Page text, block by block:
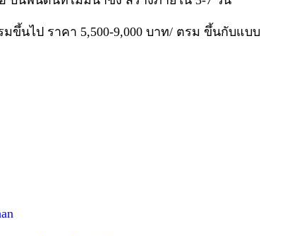
นไป ราคา 5,500-9,000 บาท/ ตรม ขึ้นกับแบบ